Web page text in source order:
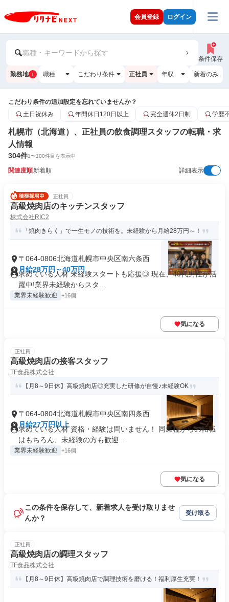
会員登録 ログイン
職種・キーワードから探す
条件保存
勤務地 1 職種 こだわり条件 正社員 年収 新着のみ
こだわり条件の追加設定を忘れていませんか？
土日祝休み
年間休日120日以上 完全週休2日制 学歴
札幌市（北海道）、正社員の飲食調理スタッフの転職・求
人情報
304件1〜100件目を表示中
関連度順新着順 詳細表示
正社員
高級焼肉店のキッチンスタッフ
株式会社RIC2
「焼肉きらく」で一生モノの技術を。未経験から月給28万円～！
〒064-0806北海道札幌市中央区南六条西
月給28万円～40万円
求めている人材 未経験スタートも応援◎ 現在、40代男性が活
躍中!業界未経験からスタ...
業界未経験歓迎 +16個
気になる
正社員
高級焼肉店の接客スタッフ
TF食品株式会社
【月8～9日休】高級焼肉店◎充実した研修が自慢♪未経験OK
〒064-0804北海道札幌市中央区南四条西
月給27万円以上
求めている人材 資格・経験は問いません！ 同業種からの転職
はもちろん、未経験の方も歓迎...
業界未経験歓迎 +16個
気になる
この条件を保存して、新着求人を受け取りませ
んか？
受け取る
正社員
高級焼肉店の調理スタッフ
TF食品株式会社
【月8～9日休】高級焼肉店で調理技術を磨ける！福利厚生充実！